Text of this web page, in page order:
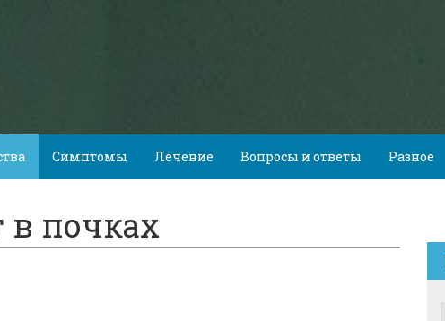
Симптомы Лечение Вопросы и ответы Разное
в почках